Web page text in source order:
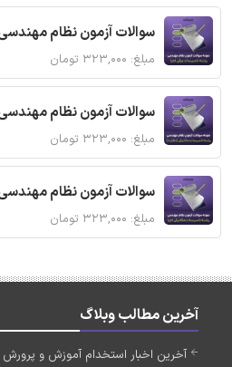
سوالات آزمون نظام
مبلغ: ۳۲۳,۰۰۰ تومان
سوالات آزمون نظام
مبلغ: ۳۲۳,۰۰۰ تومان
سوالات آزمون نظام
مبلغ: ۳۲۳,۰۰۰ تومان
آخرین مطالب وبلاگ
آخرین اخبار استخدام آموزش و پرورش 1405 (به زودی)